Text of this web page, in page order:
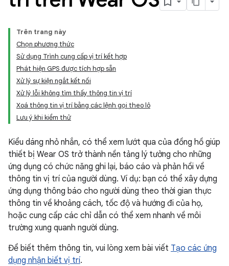
Trên trang này
Chọn phương thức
Sử dụng Trình cung cấp vị trí kết hợp
Phát hiện GPS được tích hợp sẵn
Xử lý sự kiện ngắt kết nối
Xử lý lỗi không tìm thấy thông tin vị trí
Xoá thông tin vị trí bằng các lệnh gọi theo lô
Lưu ý khi kiểm thử
Kiểu dáng nhỏ nhắn, có thể xem lướt qua của đồng hồ giúp
thiết bị Wear OS trở thành nền tảng lý tưởng cho những
ứng dụng có chức năng ghi lại, báo cáo và phản hồi về
thông tin vị trí của người dùng. Ví dụ: bạn có thể xây dựng
ứng dụng thông báo cho người dùng theo thời gian thực
thông tin về khoảng cách, tốc độ và hướng đi của họ,
hoặc cung cấp các chỉ dẫn có thể xem nhanh về môi
trường xung quanh người dùng.
Để biết thêm thông tin, vui lòng xem bài viết Tạo các ứng
dụng nhận biết vị trí.